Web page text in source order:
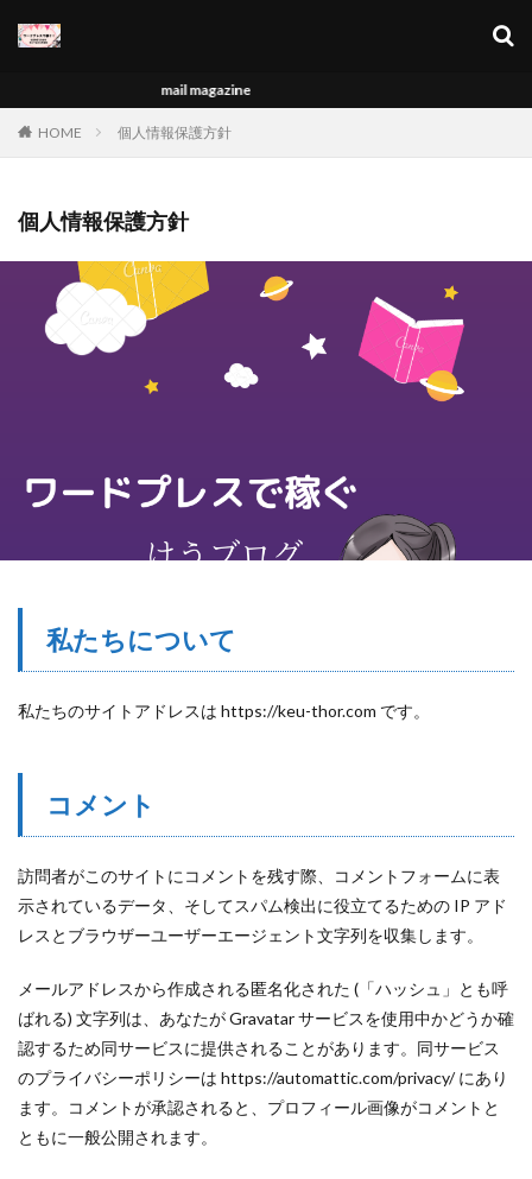
mail magazine
HOME 個人情報保護方針
個人情報保護方針
私たちについて
私たちのサイトアドレスは https://keu-thor.com です。
コメント
訪問者がこのサイトにコメントを残す際、コメントフォームに表
示されているデータ、そしてスパム検出に役立てるための IP アド
レスとブラウザーユーザーエージェント文字列を収集します。
メールアドレスから作成される匿名化された (「ハッシュ」とも呼
ばれる) 文字列は、あなたが Gravatar サービスを使用中かどうか確
認するため同サービスに提供されることがあります。同サービス
のプライバシーポリシーは https://automattic.com/privacy/ にあり
ます。コメントが承認されると、プロフィール画像がコメントと
ともに一般公開されます。
カテゴリー
A8 始め方
自己ブログ
自己アフィリエイト
特典
教科書 専門性
実験
ワードプレスで稼ぐ
サーバー
インフォトップ
アフィリエイト